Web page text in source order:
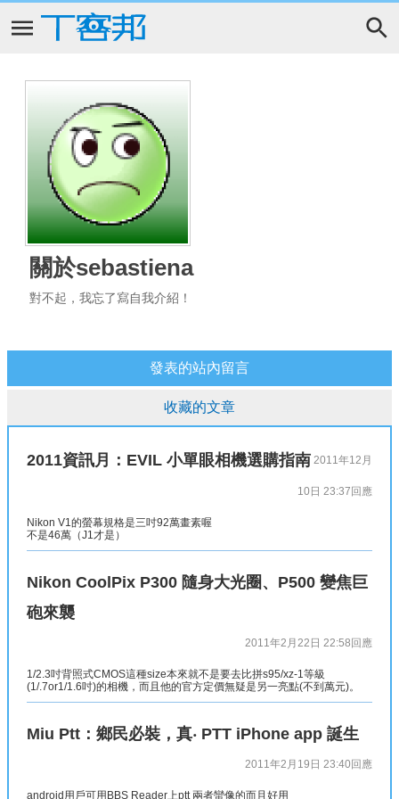
關於sebastiena
對不起，我忘了寫自我介紹！
發表的站內留言
收藏的文章
2011資訊月：EVIL 小單眼相機選購指南 2011年12月
10日 23:37 回應
Nikon V1的螢幕規格是三吋92萬畫素喔
不是46萬（J1才是）
Nikon CoolPix P300 隨身大光圈、P500 變焦巨
砲來襲
2011年2月22日 22:58 回應
1/2.3吋背照式CMOS這種size本來就不是要去比拼s95/xz-1等級
(1/.7or1/1.6吋)的相機，而且他的官方定價無疑是另一亮點(不到萬元)。
Miu Ptt：鄉民必裝，真‧ PTT iPhone app 誕生
2011年2月19日 23:40 回應
android用戶可用BBS Reader上ptt 兩者蠻像的而且好用